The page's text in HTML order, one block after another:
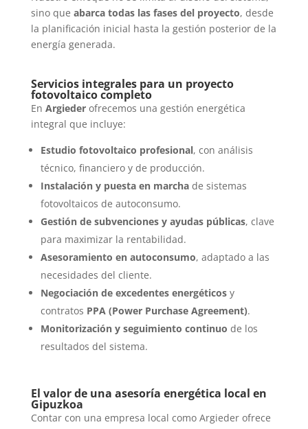
sino que abarca todas las fases del proyecto, desde
la planificación inicial hasta la gestión posterior de la
energía generada.
Servicios integrales para un proyecto
fotovoltaico completo
En Argiederofrecemos una gestión energética
integral que incluye:
Estudio fotovoltaico profesional, con análisis
técnico, financiero y de producción.
Instalación y puesta en marchade sistemas
fotovoltaicos de autoconsumo.
Gestión de subvenciones y ayudas públicas, clave
para maximizar la rentabilidad.
Asesoramiento en autoconsumo, adaptado a las
necesidades del cliente.
Negociación de excedentes energéticosy
contratos PPA (Power Purchase Agreement).
Monitorización y seguimiento continuo de los
resultados del sistema.
El valor de una asesoría energética local en
Gipuzkoa
Contar con una empresa local como Argieder ofrece